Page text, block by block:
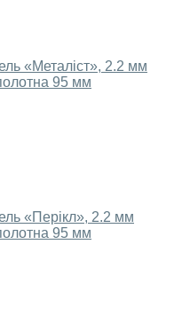
та вхідних
вибрати двері
в нашому
порадите?
необхідних
для
«Металіст», 2.2 мм
95 мм
«Перікл», 2.2 мм
95 мм